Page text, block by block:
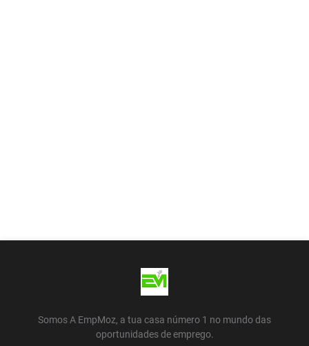
Somos A EmpMoz, a tua casa número 1 no mundo das
oportunidades de emprego.